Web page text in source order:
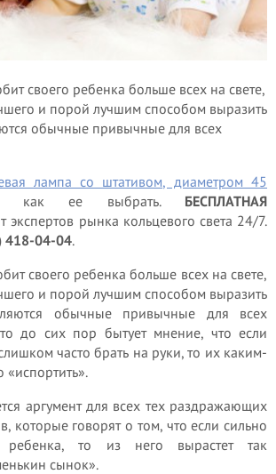
своего ребенка больше всех на свете,
и порой лучшим способом выразить
обычные привычные для всех
лампа со штативом, диаметром 45
как ее выбрать. БЕСПЛАТНАЯ
экспертов рынка кольцевого света 24/7.
418-04-04.
своего ребенка больше всех на свете,
и порой лучшим способом выразить
обычные привычные для всех
до сих пор бытует мнение, что если
часто брать на руки, то их каким-
аргумент для всех тех раздражающих
которые говорят о том, что если сильно
ребенка, то из него вырастет так
сынок».